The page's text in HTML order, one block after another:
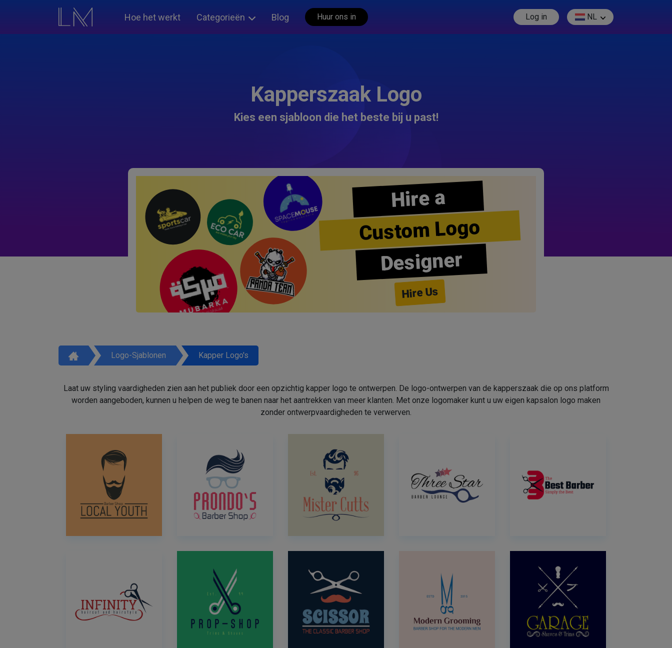
Hoe het werkt Categorieën Blog Huur ons in Log in NL
Kapperszaak Logo
Kies een sjabloon die het beste bij u past!
Hire a
Custom Logo
Designer
Hire Us
Logo-Sjablonen Kapper Logo's
Laat uw styling vaardigheden zien aan het publiek door een opzichtig kapper logo te ontwerpen. De logo-ontwerpen van de kapperszaak die op ons platform
worden aangeboden, kunnen u helpen de weg te banen naar het aantrekken van meer klanten. Met onze logomaker kunt u uw eigen kapsalon logo maken
zonder ontwerpvaardigheden te verwerven.